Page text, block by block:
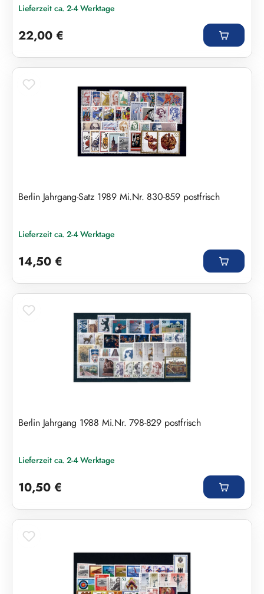
Lieferzeit ca. 2-4 Werktage
22,00 €
Berlin Jahrgang-Satz 1989 Mi.Nr. 830-859 postfrisch
Lieferzeit ca. 2-4 Werktage
14,50 €
Berlin Jahrgang 1988 Mi.Nr. 798-829 postfrisch
Lieferzeit ca. 2-4 Werktage
10,50 €